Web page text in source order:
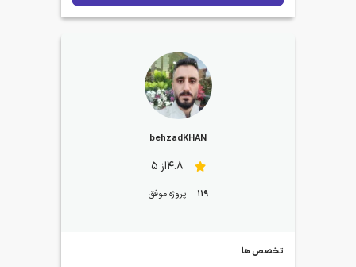
behzadKHAN
4.8از 5
119 پروژه موفق
تخصص ها